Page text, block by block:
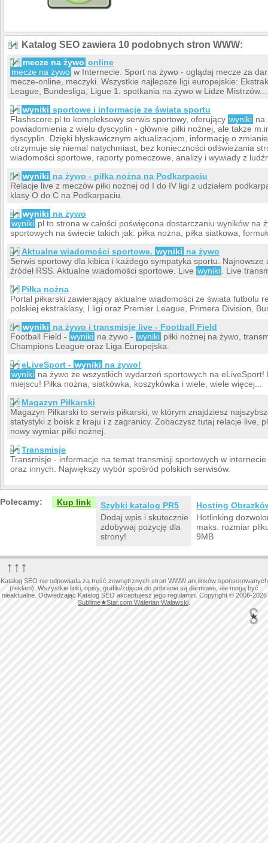
Katalog SEO zawiera 10 podobnych stron WWW:
mecze na żywo online
mecze na żywo w Internecie. Sport na żywo - oglądaj mecze za
mecze-online, meczyki. Wszystkie najlepsze ligi europejskie:
League, Bundesliga, Ligue 1. spotkania na żywo w Lidze
wyniki sportowe i informacje ze świata sportu
Flashscore.pl to kompleksowy serwis sportowy, oferujący wyniki na
powiadomienia z wielu dyscyplin - głównie piłki nożnej, ale także
dyscyplin. Dzięki błyskawicznym aktualizacjom, informację o
otrzymuje się niemal natychmiast, bez konieczności odświeżania
wiadomości sportowe, raporty pomeczowe, analizy i wywiady z
wyniki na żywo - piłka nożna na Podkarpaciu
Relacje live z meczów piłki nożnej od I do IV ligi z udziałem
klasy O do C na Podkarpaciu.
wyniki na żywo
wyniki .pl to strona w całości poświęcona dostarczaniu wyników na
sportowych na świecie takich jak: piłka nożna, piłka siatkowa,
Aktualne wiadomości sportowe. wyniki na żywo
Serwis sportowy dla kibica i każdego sympatyka sportu.
źródeł RSS. Aktualne wiadomości sportowe. Live wyniki
. Live
Piłka nożna
Portal piłkarski zawierający aktualne wiadomości ze świata futbolu
polskiej ekstraklasy, I ligi oraz Premier League, Primera Division,
wyniki na żywo i transmisje live - Football Field
Football Field - wyniki na żywo - wyniki piłki nożnej na żywo,
Champions League oraz Liga Europejska.
eLiveSport - wyniki na żywo!
wyniki na żywo ze wszystkich wydarzeń sportowych na
miejscu! Piłka nożna, siatkówka, koszykówka i wiele, wiele więcej...
Magazyn Piłkarski
Magazyn Piłkarski to serwis piłkarski, w którym znajdziesz
statystyki z boisk z kraju i z zagranicy. Zobaczysz tutaj relacje live,
nowy wymiar piłki nożnej.
Transmisje
Transmisje - informacje na temat transmisji sportowych w
oraz innych. Największy wybór spośród polskich serwisów.
Polecamy: Kup link
Szybki katalog PR5
Dodaj wpis i skutecznie
zdobywaj pozycję dla
strony!
Hosting
Hotlinking
maks. rozmiar
9MB
↑↑↑
Katalog SEO nie odpowiada za treść zewnętrznych stron WWW ani linków sponsorowanych
(reklam). Wszystkie linki, opisy, grafiki/zdjęcia do pobrania są darmowe, ale mogą być
nieaktualne. Odwiedzając Katalog SEO akceptujesz jego regulamin. Copyright © 2006-2026
Sublime★Star.com Walerian Walawski